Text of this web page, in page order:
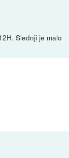
Slednji je malo